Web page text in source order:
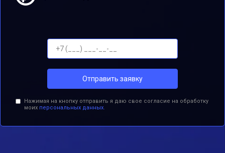
Отправить заявку
Нажимая на кнопку отправить я даю свое согласие на обработку
моих персональных данных.